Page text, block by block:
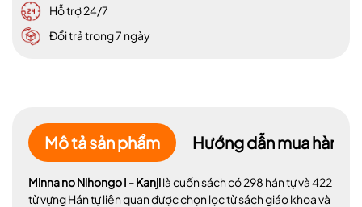
Hỗ trợ 24/7
Đổi trả trong 7 ngày
Mô tả sản phẩm Hướng dẫn mua hàng
Minna no Nihongo I - Kanjilàcuốn sách có 298 hán tự và 422
từ vựng Hán tự liên quan được chọn lọc từ sách giáo khoa và